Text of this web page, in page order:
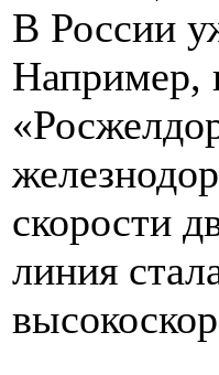
В России
Например,
скорости
линия